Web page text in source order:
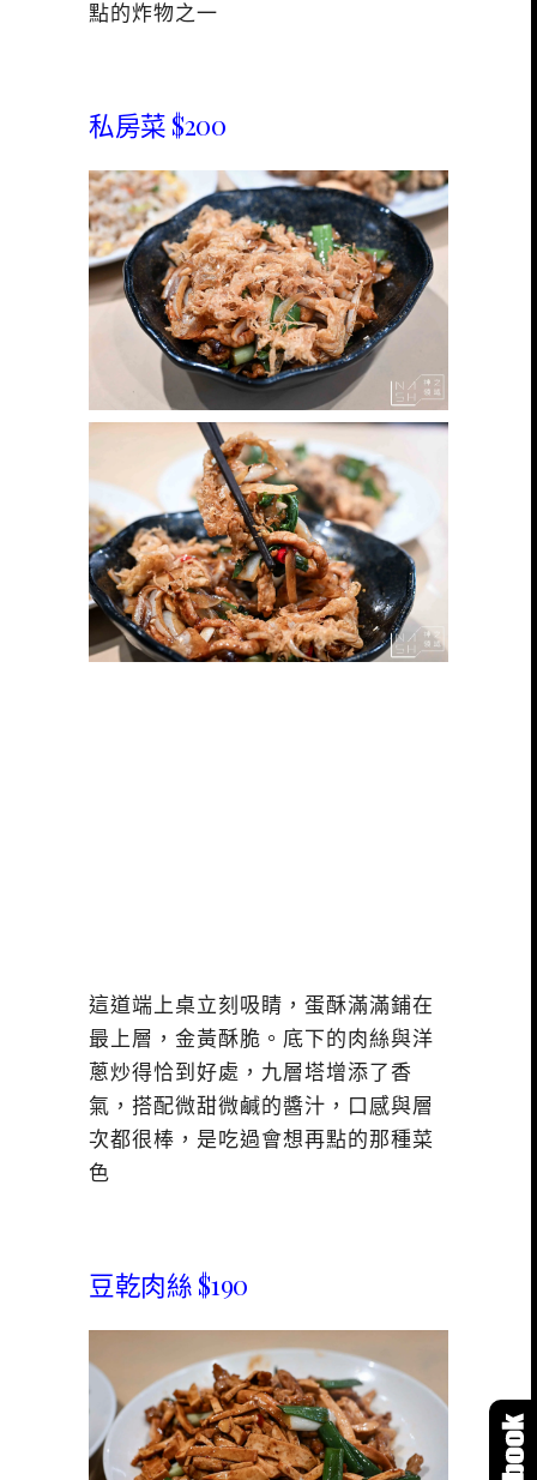
點的炸物之一
私房菜 $200
這道端上桌立刻吸睛，蛋酥滿滿鋪在
最上層，金黃酥脆。底下的肉絲與洋
蔥炒得恰到好處，九層塔增添了香
氣，搭配微甜微鹹的醬汁，口感與層
次都很棒，是吃過會想再點的那種菜
色
豆乾肉絲 $190